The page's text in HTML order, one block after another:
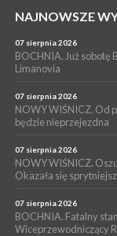
WYDARZENIA
LIPNICA
[PROGRAM]
05 sierpnia 2026
GMINA DRWINIA.
ruszą we wrześniu
NAJNOWSZE
07 sierpnia 2026
BOCHNIA. Już sobotę
Limanovia
07 sierpnia 2026
NOWY WIŚNICZ. Od
będzie nieprzejezdna
07 sierpnia 2026
NOWY WIŚNICZ.
Okazała się
07 sierpnia 2026
BOCHNIA. Fatalny
Wiceprzewodniczący